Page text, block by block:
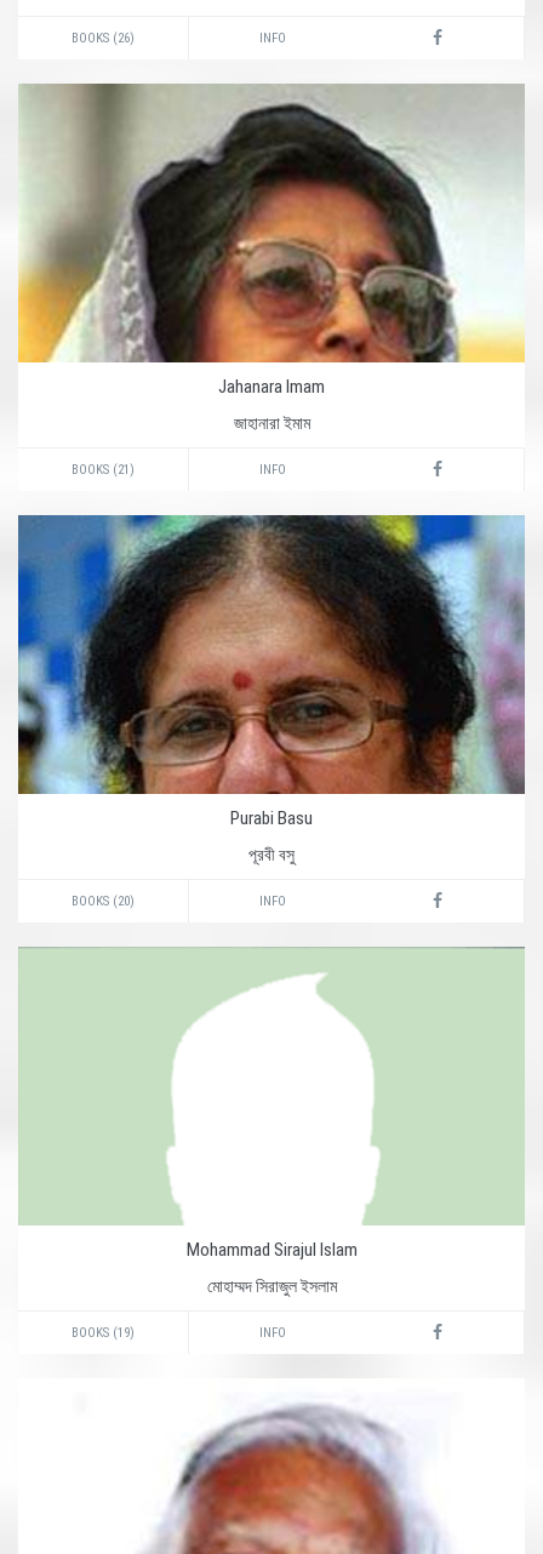
BOOKS (26) INFO
Jahanara Imam
জাহানারা ইমাম
BOOKS (21) INFO
Purabi Basu
পূরবী বসু
BOOKS (20) INFO
Mohammad Sirajul Islam
মোহাম্মদ সিরাজুল ইসলাম
BOOKS (19) INFO